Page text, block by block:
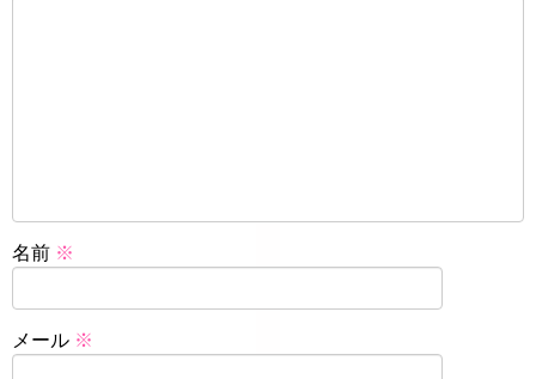
名前 ※
メール ※